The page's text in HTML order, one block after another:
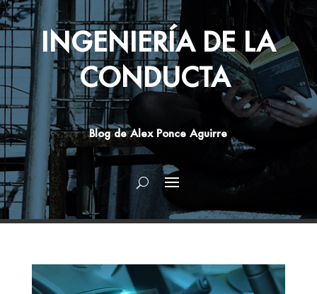
INGENIERÍA DE LA
CONDUCTA
Blog de Alex Ponce Aguirre